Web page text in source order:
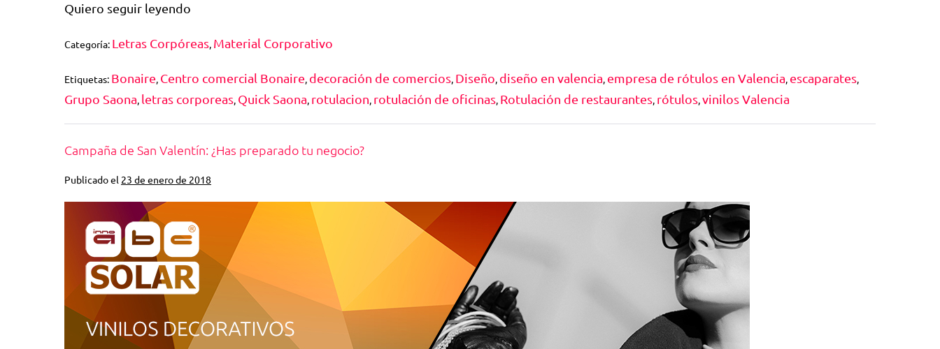
Quiero seguir leyendo
Categoría: Letras Corpóreas, Material Corporativo
Etiquetas: Bonaire, Centro comercial Bonaire, decoración de comercios, Diseño, diseño en valencia, empresa de rótulos en Valencia, escaparates,
Grupo Saona, letras corporeas, Quick Saona, rotulacion, rotulación de oficinas, Rotulación de restaurantes, rótulos,vinilos Valencia
Campaña de San Valentín: ¿Has preparado tu negocio?
Publicado el 23 de enero de 2018